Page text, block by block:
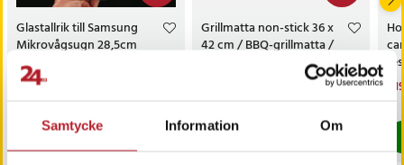
Samtycke Information Om
Glastallrik till Samsung
Mikrovågsugn 28,5cm
Nuvarande pris
159 kr
Köp
Grillmatta non-stick 36 x
42 cm / BBQ-grillmatta /
grillmatta med non-stick-